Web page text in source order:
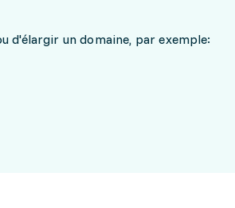
un domaine, par exemple: